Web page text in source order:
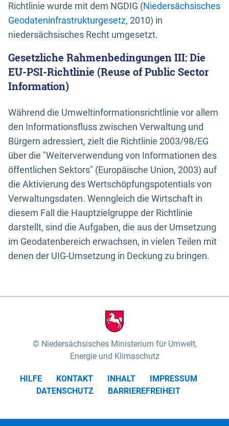
Richtlinie wurde mit dem NGDIG (Niedersächsisches
Geodateninfrastrukturgesetz, 2010) in
niedersächsisches Recht umgesetzt.
Gesetzliche Rahmenbedingungen III: Die
EU-PSI-Richtlinie (Reuse of Public Sector
Information)
Während die Umweltinformationsrichtlinie vor allem
den Informationsfluss zwischen Verwaltung und
Bürgern adressiert, zielt die Richtlinie 2003/98/EG
über die "Weiterverwendung von Informationen des
öffentlichen Sektors" (Europäische Union, 2003) auf
die Aktivierung des Wertschöpfungspotentials von
Verwaltungsdaten. Wenngleich die Wirtschaft in
diesem Fall die Hauptzielgruppe der Richtlinie
darstellt, sind die Aufgaben, die aus der Umsetzung
im Geodatenbereich erwachsen, in vielen Teilen mit
denen der UIG-Umsetzung in Deckung zu bringen.
Niedersächsisches Ministerium für Umwelt,
Energie und Klimaschutz
HILFE KONTAKT INHALT
IMPRESSUM
DATENSCHUTZ
BARRIEREFREIHEIT